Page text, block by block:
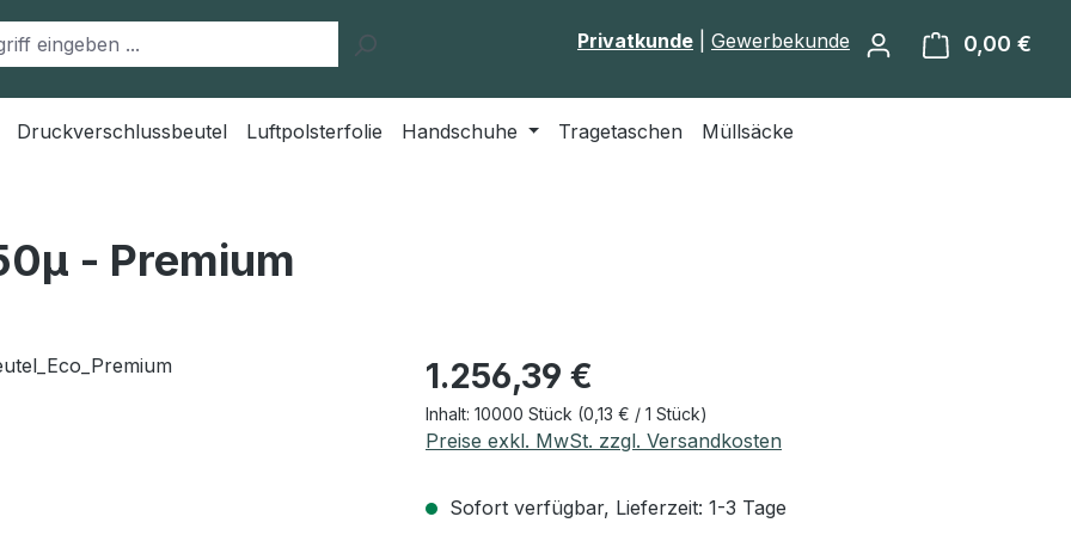
Privatkunde Gewerbekunde 0,00 €
Druckverschlussbeutel Luftpolsterfolie Handschuhe Tragetaschen Müllsäcke
- Premium
Regulärer Preis:
1.256,39 €
Inhalt: 10000 Stück (0,13 € / 1 Stück)
Preise exkl. MwSt. zzgl. Versandkosten
Sofort verfügbar, Lieferzeit: 1-3 Tage